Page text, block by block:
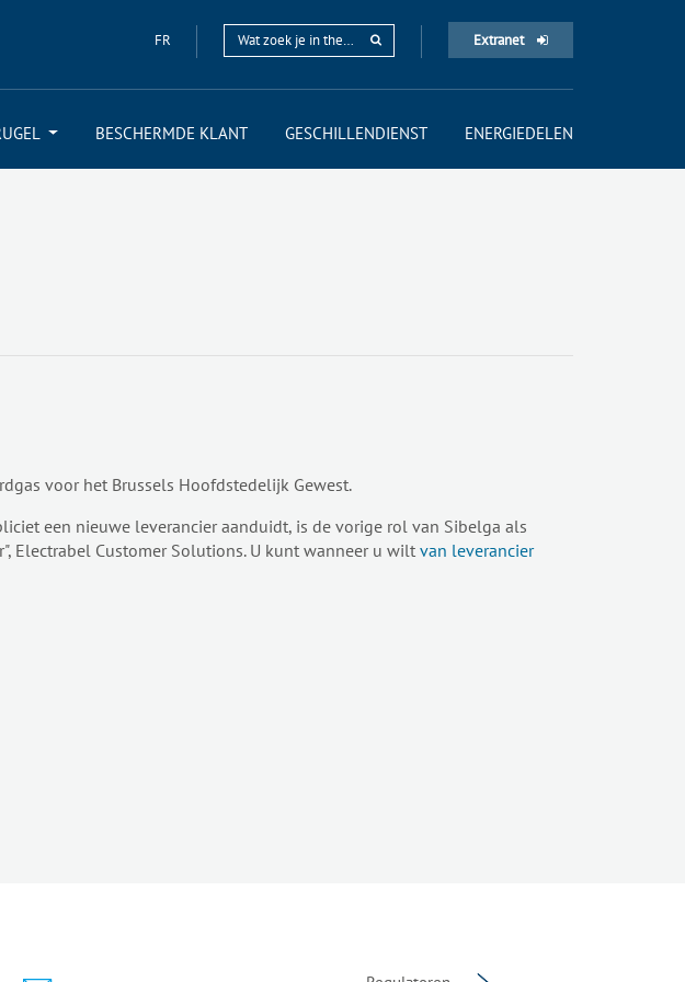
FR Extranet
BESCHERMDE KLANT GESCHILLENDIENST ENERGIEDELEN
voor het Brussels Hoofdstedelijk Gewest.
een nieuwe leverancier aanduidt, is de vorige rol van Sibelga als
Electrabel Customer Solutions. U kunt wanneer u wilt van leverancier